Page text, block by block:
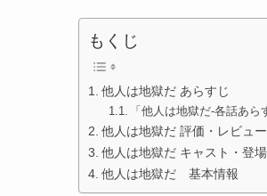
もくじ
他人は地獄だ あらすじ
「他人は地獄だ-各話あら
他人は地獄だ 評価・レビュー
他人は地獄だ キャスト・登
他人は地獄だ 基本情報